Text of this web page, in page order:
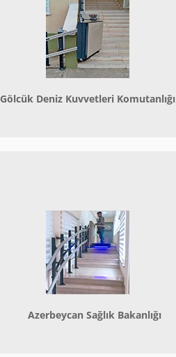
Gölcük Deniz Kuvvetleri Komutanlığı
Azerbeycan Sağlık Bakanlığı